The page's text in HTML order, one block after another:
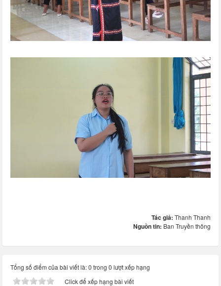
Tác giả: Thanh Thanh
Nguồn tin: Ban Truyền thông
Tổng số điểm của bài viết là: 0 trong 0 lượt xếp hạng
Click để xếp hạng bài viết